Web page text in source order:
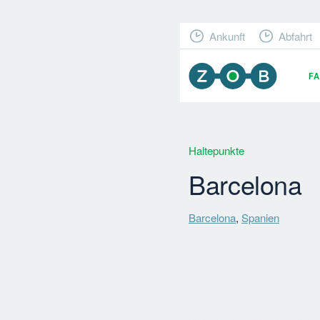
Ankunft Abfahrt
Haltepunkte
Barcelona
Barcelona, Spanien